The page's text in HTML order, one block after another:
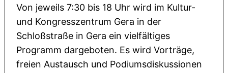
Von jeweils 7:30 bis 18 Uhr wird im Kultur-
und Kongresszentrum Gera in der
Schloßstraße in Gera ein vielfältiges
Programm dargeboten. Es wird Vorträge,
freien Austausch und Podiumsdiskussionen